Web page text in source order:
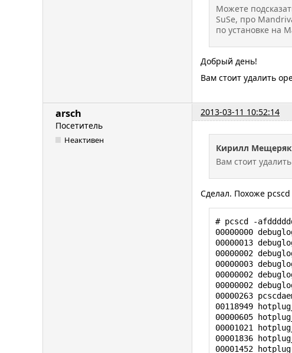
Можете
SuSe, про
по установке на
Добрый день!
Вам стоит удалить
arsch
2013-03-11 10:52:14
Посетитель
Неактивен
Кирилл
Вам стоит
Сделал. Похоже
# pcscd -
00000000
00000013
00000002
00000003
00000002
00000002
00000263
00118949
00000605
00001021
00001836
00001452